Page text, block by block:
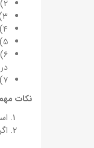
۲) کالاهای اساسی مورد نیاز خود را انتخاب کنید.
۳) سرپرست خانوار باید «کد ملی» خود را به فروشنده اعلام کند.
۴) فروشنده کد ملی را وارد دستگاه کارتخوان (POS) متصل به سامانه کالابرگ می‌کند.
۵) سامانه نشان می‌دهد که آیا این کد ملی مشمول کالابرگ است و چه مقدار اعتبار دارد.
۷) فاکتور خرید را دریافت کنید و تا پایان ماه نگهداری کنید (در صورت بروز مشکل، می‌توانید اعتراض کنید).
نکات